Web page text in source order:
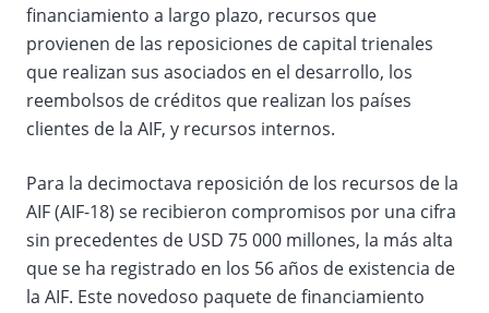
financiamiento a largo plazo, recursos que
provienen de las reposiciones de capital trienales
que realizan sus asociados en el desarrollo, los
reembolsos de créditos que realizan los países
clientes de la AIF, y recursos internos.
Para la decimoctava reposición de los recursos de la
AIF (AIF-18) se recibieron compromisos por una cifra
sin precedentes de USD 75 000 millones, la más alta
que se ha registrado en los 56 años de existencia de
la AIF. Este novedoso paquete de financiamiento